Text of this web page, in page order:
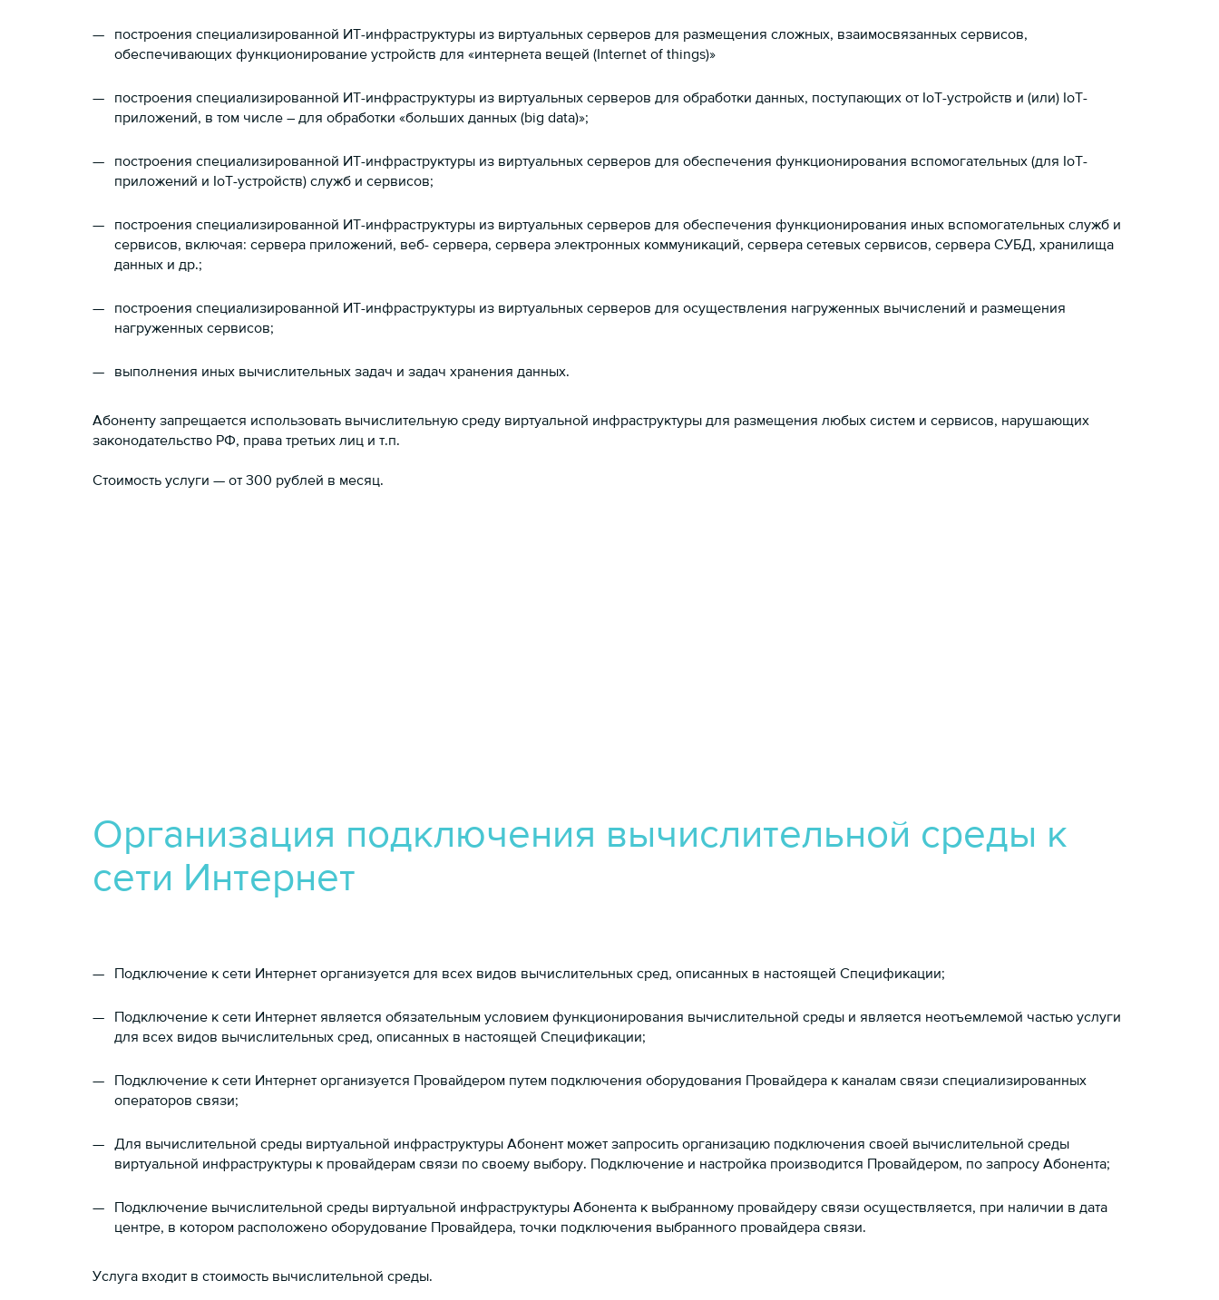
построения специализированной ИТ-инфраструктуры из виртуальных серверов для размещения сложных, взаимосвязанных сервисов,
обеспечивающих функционирование устройств для «интернета вещей (Internet of things)»
построения специализированной ИТ-инфраструктуры из виртуальных серверов для обработки данных, поступающих от IoT-устройств и (или) IoT-
приложений, в том числе – для обработки «больших данных (big data)»;
построения специализированной ИТ-инфраструктуры из виртуальных серверов для обеспечения функционирования вспомогательных (для IoT-
приложений и IoT-устройств) служб и сервисов;
построения специализированной ИТ-инфраструктуры из виртуальных серверов для обеспечения функционирования иных вспомогательных служб и
сервисов, включая: сервера приложений, веб- сервера, сервера электронных коммуникаций, сервера сетевых сервисов, сервера СУБД, хранилища
данных и др.;
построения специализированной ИТ-инфраструктуры из виртуальных серверов для осуществления нагруженных вычислений и размещения
нагруженных сервисов;
выполнения иных вычислительных задач и задач хранения данных.
Абоненту запрещается использовать вычислительную среду виртуальной инфраструктуры для размещения любых систем и сервисов, нарушающих
законодательство РФ, права третьих лиц и т.п.
Стоимость услуги — от 300 рублей в месяц.
Организация подключения вычислительной среды к
сети Интернет
Подключение к сети Интернет организуется для всех видов вычислительных сред, описанных в настоящей Спецификации;
Подключение к сети Интернет является обязательным условием функционирования вычислительной среды и является неотъемлемой частью услуги
для всех видов вычислительных сред, описанных в настоящей Спецификации;
Подключение к сети Интернет организуется Провайдером путем подключения оборудования Провайдера к каналам связи специализированных
операторов связи;
Для вычислительной среды виртуальной инфраструктуры Абонент может запросить организацию подключения своей вычислительной среды
виртуальной инфраструктуры к провайдерам связи по своему выбору. Подключение и настройка производится Провайдером, по запросу Абонента;
Подключение вычислительной среды виртуальной инфраструктуры Абонента к выбранному провайдеру связи осуществляется, при наличии в дата
центре, в котором расположено оборудование Провайдера, точки подключения выбранного провайдера связи.
Услуга входит в стоимость вычислительной среды.